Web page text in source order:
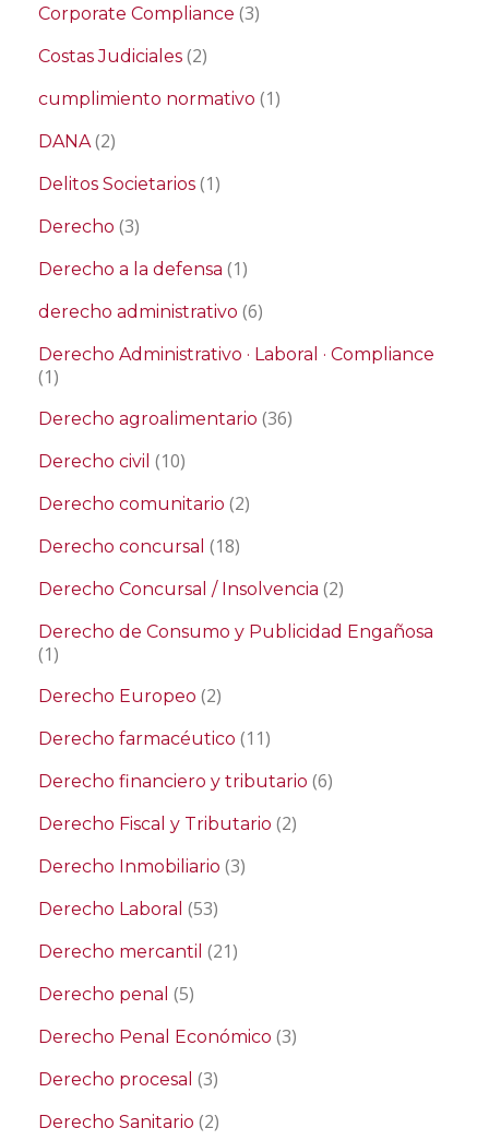
Corporate Compliance (3)
Costas Judiciales (2)
cumplimiento normativo (1)
DANA(2)
Delitos Societarios (1)
Derecho (3)
Derecho a la defensa (1)
derecho administrativo (6)
Derecho Administrativo · Laboral · Compliance
(1)
Derecho agroalimentario (36)
Derecho civil (10)
Derecho comunitario (2)
Derecho concursal (18)
Derecho Concursal / Insolvencia (2)
Derecho de Consumo y Publicidad Engañosa
(1)
Derecho Europeo (2)
Derecho farmacéutico (11)
Derecho financiero y tributario (6)
Derecho Fiscal y Tributario (2)
Derecho Inmobiliario (3)
Derecho Laboral (53)
Derecho mercantil (21)
Derecho penal (5)
Derecho Penal Económico (3)
Derecho procesal (3)
Derecho Sanitario (2)